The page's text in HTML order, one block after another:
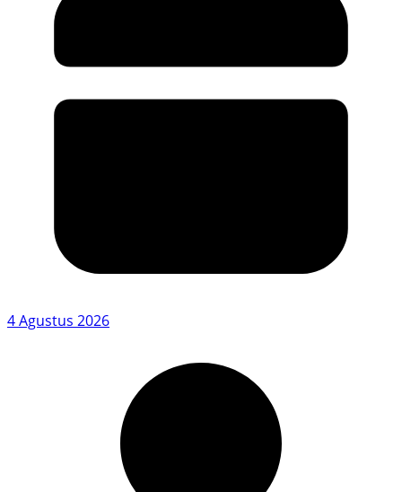
4 Agustus 2026